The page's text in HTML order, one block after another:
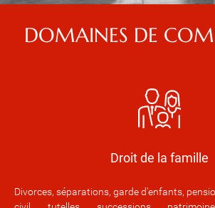
DOMAINES DE
Droit de la famille
Divorces, séparations, garde d'enfants,